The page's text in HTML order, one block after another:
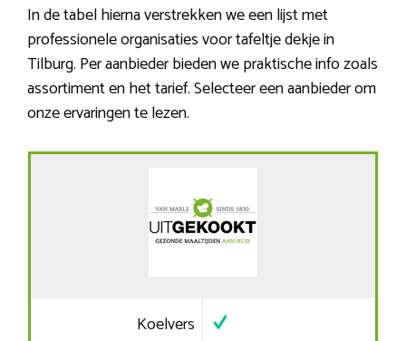
In de tabel hierna verstrekken we een lijst met
professionele organisaties voor tafeltje dekje in
Tilburg. Per aanbieder bieden we praktische info zoals
assortiment en het tarief. Selecteer een aanbieder om
onze ervaringen te lezen.
Koelvers